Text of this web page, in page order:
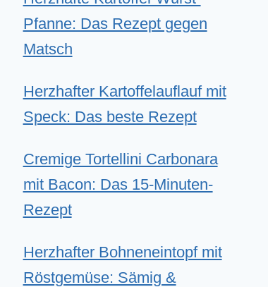
Pfanne: Das Rezept gegen
Matsch
Herzhafter Kartoffelauflauf mit
Speck: Das beste Rezept
Cremige Tortellini Carbonara
mit Bacon: Das 15-Minuten-
Rezept
Herzhafter Bohneneintopf mit
Röstgemüse: Sämig &